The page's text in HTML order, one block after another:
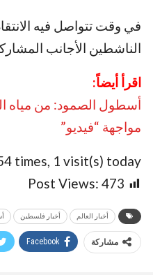
في وقت تتواصل فيه
الناشطين الأجانب
اقرأ أيضاً:
أسطول الصمود: من مياه
مواجهة “فيديو”
times, 1 visit(s) today
Post Views: 473
أخبار العالم أخبار فلسطين
مشاركة Facebook